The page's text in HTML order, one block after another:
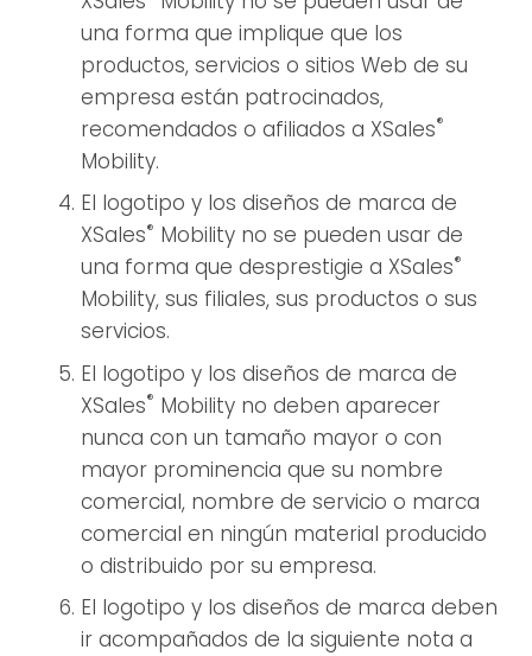
una forma que implique que los
productos, servicios o sitios Web de su
empresa están patrocinados,
recomendados o afiliados a XSales®
Mobility.
El logotipo y los diseños de marca de
XSales® Mobility no se pueden usar de
una forma que desprestigie a XSales®
Mobility, sus filiales, sus productos o sus
servicios.
El logotipo y los diseños de marca de
XSales® Mobility no deben aparecer
nunca con un tamaño mayor o con
mayor prominencia que su nombre
comercial, nombre de servicio o marca
comercial en ningún material producido
o distribuido por su empresa.
El logotipo y los diseños de marca deben
ir acompañados de la siguiente nota a